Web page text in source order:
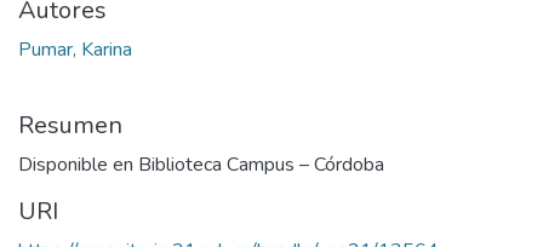
Autores
Pumar, Karina
Resumen
Disponible en Biblioteca Campus – Córdoba
URI